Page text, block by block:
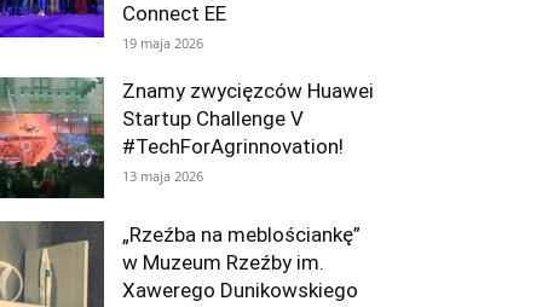
Connect EE
19 maja 2026
Znamy zwycięzców Huawei
Startup Challenge V
#TechForAgrinnovation!
13 maja 2026
„Rzeźba na meblościankę”
w Muzeum Rzeźby im.
Xawerego Dunikowskiego